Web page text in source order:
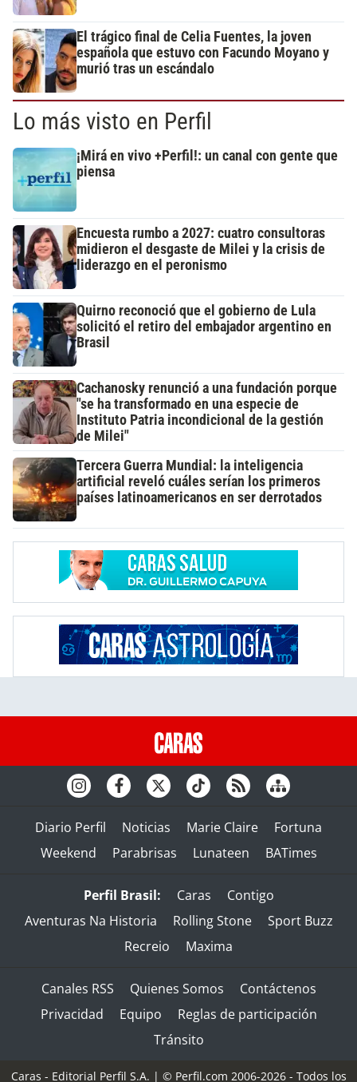
El trágico final de Celia Fuentes, la joven
española que estuvo con Facundo Moyano y
murió tras un escándalo
Lo más visto en Perfil
¡Mirá en vivo +Perfil!: un canal con gente que
piensa
Encuesta rumbo a 2027: cuatro consultoras
midieron el desgaste de Milei y la crisis de
liderazgo en el peronismo
Quirno reconoció que el gobierno de Lula
solicitó el retiro del embajador argentino en
Brasil
Cachanosky renunció a una fundación porque
"se ha transformado en una especie de
Instituto Patria incondicional de la gestión
de Milei"
Tercera Guerra Mundial: la inteligencia
artificial reveló cuáles serían los primeros
países latinoamericanos en ser derrotados
Diario Perfil Noticias Marie Claire
Fortuna
Weekend
Parabrisas Lunateen BATimes
Perfil Brasil: Caras
Contigo
Aventuras Na Historia
Rolling Stone
Sport Buzz
Recreio
Maxima
Canales RSS Quienes Somos
Contáctenos
Privacidad
Equipo
Reglas de participación
Tránsito
Caras - Editorial Perfil S.A. | © Perfil.com 2006-2026 - Todos los